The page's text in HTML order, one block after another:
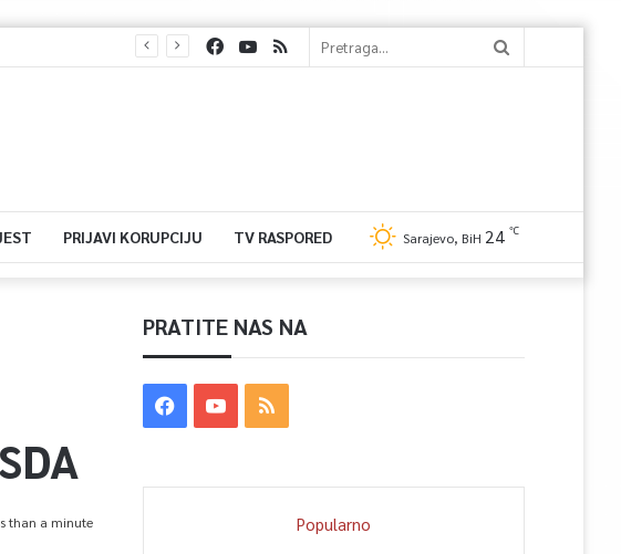
PRIJAVI KORUPCIJU TV RASPORED Sarajevo, BiH 24 ℃
than a minute
PRATITE NAS NA
Popularno